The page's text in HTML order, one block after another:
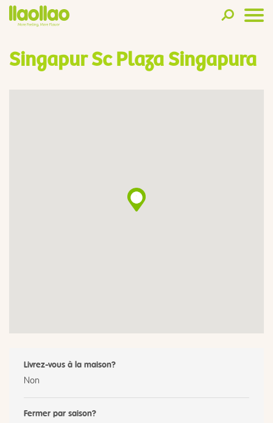
Singapur Sc Plaza Singapura
Livrez-vous à la maison?
Non
Fermer par saison?